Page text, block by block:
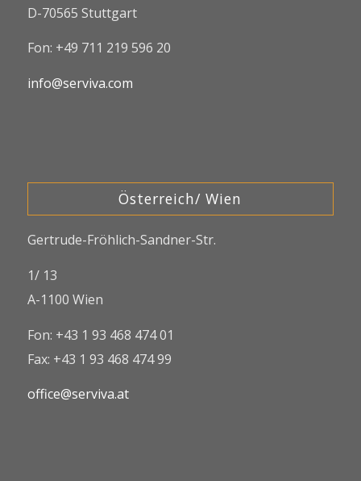
D-70565 Stuttgart
Fon: +49 711 219 596 20
info@serviva.com
Österreich/ Wien
Gertrude-Fröhlich-Sandner-Str.
1/ 13
A-1100 Wien
Fon: +43 1 93 468 474 01
Fax: +43 1 93 468 474 99
office@serviva.at